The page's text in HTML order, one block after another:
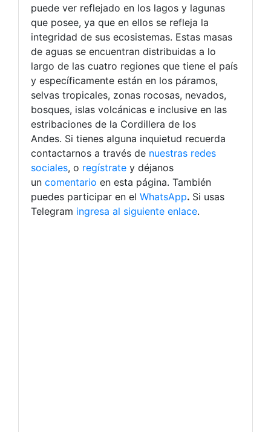
puede ver reflejado en los lagos y lagunas
que posee, ya que en ellos se refleja la
integridad de sus ecosistemas. Estas masas
de aguas se encuentran distribuidas a lo
largo de las cuatro regiones que tiene el país
y específicamente están en los páramos,
selvas tropicales, zonas rocosas, nevados,
bosques, islas volcánicas e inclusive en las
estribaciones de la Cordillera de los
Andes. Si tienes alguna inquietud recuerda
contactarnos a través de nuestras redes
sociales, o regístrate y déjanos
un comentario en esta página. También
puedes participar en el WhatsApp. Si usas
Telegram ingresa al siguiente enlace.